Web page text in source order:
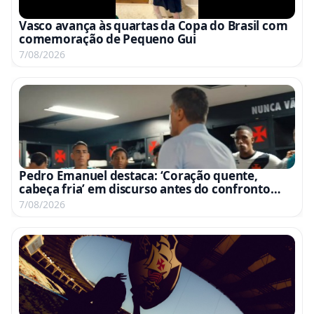
Vasco avança às quartas da Copa do Brasil com
comemoração de Pequeno Gui
7/08/2026
Pedro Emanuel destaca: ‘Coração quente,
cabeça fria’ em discurso antes do confronto
com o Fluminense
7/08/2026